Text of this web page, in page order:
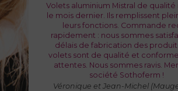
Quel plaisir de ne plus
voiture
Produit d’excellente
rendu impeccable. Portail fabriqué
dans les délais. Je recommande
Volets aluminium Mistral de qualité
le mois dernier. Ils remplissent
leurs fonctions. Commande
rapidement : nous sommes
délais de fabrication des
volets sont de qualité et
attentes. Nous sommes ravis.
société Sothoferm !
Véronique et Jean-Michel
Je me suis équipée de volets
avec motorisation solaire en avril
confort apporté par cette
autonome est très
L’esthétique des volets à cadre
est très réussi !
Florence (Thouars, 79)
Nous avons fait installer un
portillon aluminium SOTHOFERM
Himalaya). Comme notre accès est
(ouverture extérieure) nous
pour une motorisation intégrée
montants. L'esthétique de
super et le fonctionnement nous
entièrement satisfaction
maintenant presque 1 an.